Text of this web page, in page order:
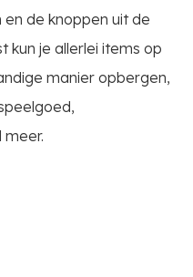
de knoppen uit de
kun je allerlei items op
manier opbergen,